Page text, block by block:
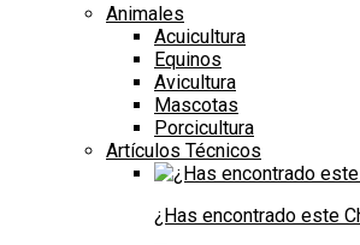
Animales
Acuicultura
Equinos
Avicultura
Mascotas
Porcicultura
Artículos Técnicos
¿Has encontrado este